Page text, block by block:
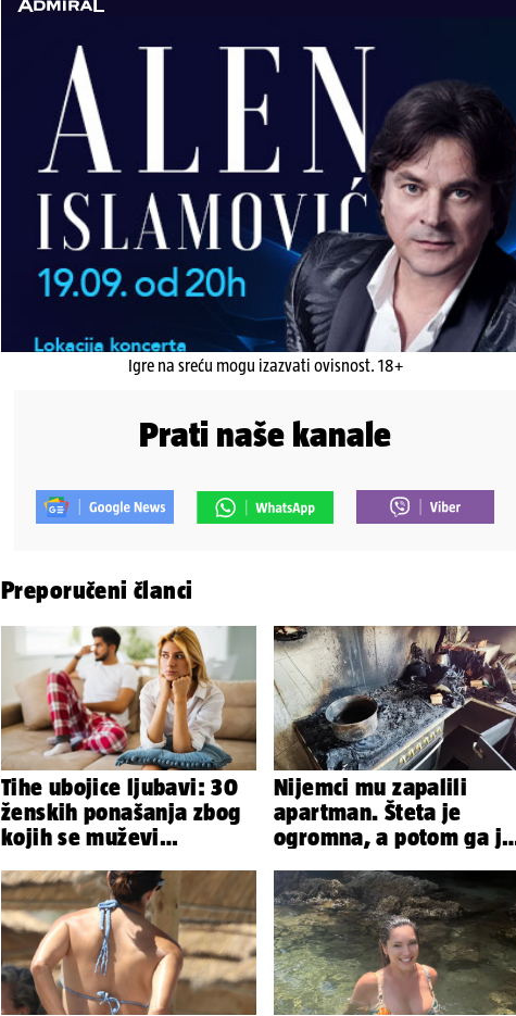
Igre na sreću mogu izazvati ovisnost. 18+
Prati naše kanale
Preporučeni članci
Tihe ubojice ljubavi: 30
ženskih ponašanja zbog
kojih se muževi
Nijemci mu zapalili
apartman. Šteta je
ogromna, a potom ga je
Bookinga